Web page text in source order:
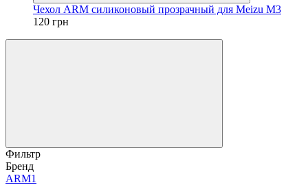
Чехол ARM силиконовый прозрачный для Meizu M3
120 грн
Фильтр
Бренд
ARM1